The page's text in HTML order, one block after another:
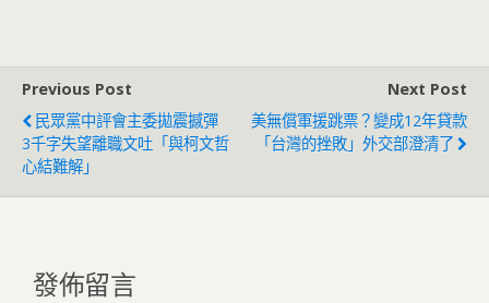
Previous Post
民眾黨中評會主委拋震撼彈
3千字失望離職文吐「與柯文哲
心結難解」
Next Post
美無償軍援跳票？變成12年貸款
「台灣的挫敗」外交部澄清了
發佈留言